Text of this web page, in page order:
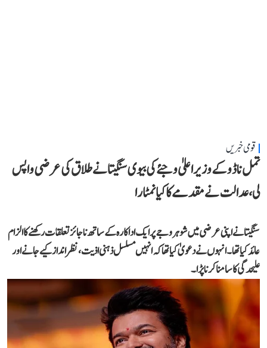
قومی خبریں
تمل ناڈو کے وزیر اعلیٰ وجئے کی بیوی سنگیتا نے طلاق کی عرضی واپس
لی، عدالت نے مقدمے کا کیا نمٹارا
سنگیتا نے اپنی عرضی میں شوہر وجے پر ایک اداکارہ کے ساتھ ناجائز تعلقات رکھنے کا الزام
عائد کیا تھا۔ انہوں نے دعویٰ کیا تھا کہ انہیں مسلسل ذہنی اذیت، نظر انداز کیے جانے اور
علیحدگی کا سامنا کرنا پڑا۔